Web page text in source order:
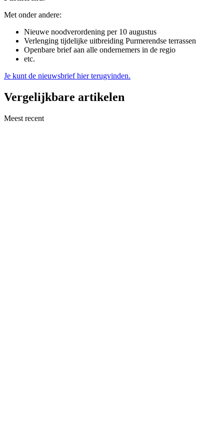
Met onder andere:
Nieuwe noodverordening per 10 augustus
Verlenging tijdelijke uitbreiding Purmerendse terrassen
Openbare brief aan alle ondernemers in de regio
etc.
Je kunt de nieuwsbrief hier terugvinden.
Vergelijkbare artikelen
Meest recent